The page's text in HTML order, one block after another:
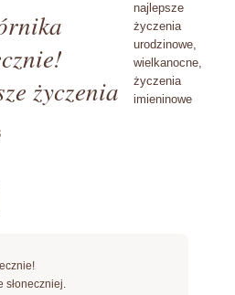
życzenia
słoneczniej.
najlepsze
życzenia
urodzinowe,
wielkanocne,
życzenia
imieninowe